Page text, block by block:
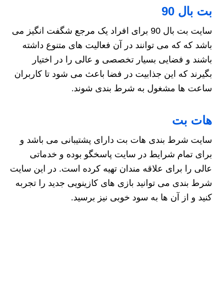
بت بال 90
سایت بت بال 90 برای افراد یک مرجع شگفت انگیز می
باشد که که می توانند در آن فعالیت های متنوع داشته
باشند و فضایی بسیار تخصصی و عالی را در اختیار
بگیرند که این جذابیت در فضا باعث می شود تا کاربران
ساعت ها مشغول به شرط بندی شوند.
هات بت
سایت شرط بندی هات بت دارای پشتیبانی می باشد و
برای تمام شرایط در سایت پاسخگو بوده و خدماتی
عالی را برای علاقه مندان تهیه کرده است. در این سایت
شرط بندی می توانید بازی های کازینویی جدید را تجربه
کنید و از آن ها به سود خوبی نیز برسید.